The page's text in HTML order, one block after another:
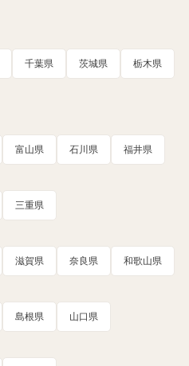
千葉県 茨城県 栃木県
富山県 石川県 福井県
三重県
滋賀県 奈良県 和歌山県
島根県 山口県